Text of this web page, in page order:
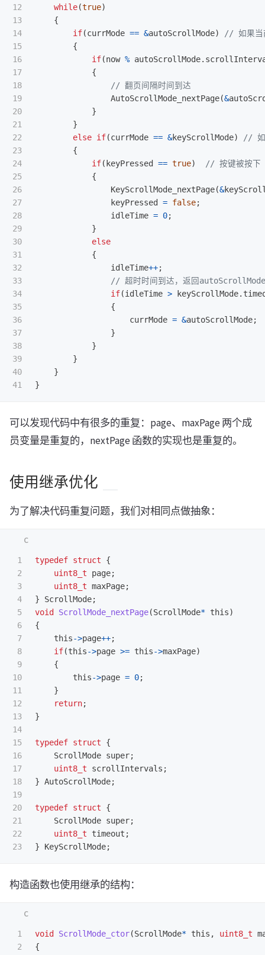
12
13
14
15
16
17
18
19
20
21
22
23
24
25
26
27
28
29
30
31
32
33
34
35
36
37
38
39
40
while(true)
{
if(currMode == &autoScrollMode)
// 如果当
{
if(now % autoScrollMode.
{
// 翻页间隔时间到达
AutoScrollMode_nextPage(&
}
}
else if(currMode == &keyScrollMode)
// 如
{
if( keyPressed == true)
// 按键被按下
{
KeyScrollMode_nextPage(&
keyPressed
= false;
idleTime = 0;
}
else
{
idleTime++;
// 超时时间到达，返回autoScrollMode
if(idleTime > keyScrollMode.
{
currMode = &autoScrollMode;
}
}
}
}
}
可以发现代码中有很多的重复：page、maxPage 两个成
员变量是重复的，nextPage 函数的实现也是重复的。
使用继承优化
为了解决代码重复问题，我们对相同点做抽象：
1
2
3
4
5
6
7
8
9
10
11
12
13
14
15
16
17
18
19
20
21
22
typedef struct
{
uint8_t
page;
uint8_t maxPage;
}
ScrollMode;
void
ScrollMode_nextPage(ScrollMode* this)
{
this->page++;
if(this->page >= this->maxPage)
{
this->page = 0;
}
return;
}
typedef struct
{
ScrollMode super;
uint8_t
scrollIntervals ;
} AutoScrollMode;
typedef struct
{
ScrollMode super;
uint8_t
timeout ;
}
KeyScrollMode;
构造函数也使用继承的结构：
1
2
void ScrollMode_ctor(ScrollMode* this , uint8_t
{